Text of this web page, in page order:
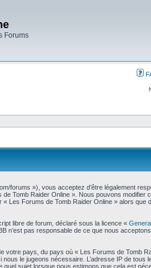
Forums
forums »), vous acceptez d’être légalement
Tomb Raider Online ». Nous pouvons modifier
Les Forums de Tomb Raider Online » alors que
libre de forum, déclaré sous la licence «
n’est pas responsable de ce que nous
votre pays, du pays où « Les Forums de Tomb
le jugeons nécessaire. L’adresse IP de tous
sujet lorsque nous estimons que cela est